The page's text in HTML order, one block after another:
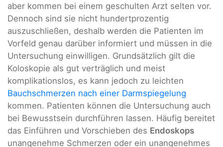
aber kommen bei einem geschulten Arzt selten vor.
Dennoch sind sie nicht hundertprozentig
auszuschließen, deshalb werden die Patienten im
Vorfeld genau darüber informiert und müssen in die
Untersuchung einwilligen. Grundsätzlich gilt die
Koloskopie als gut verträglich und meist
komplikationslos, es kann jedoch zu leichten
Bauchschmerzen nach einer Darmspiegelung
kommen. Patienten können die Untersuchung auch
bei Bewusstsein durchführen lassen. Häufig bereitet
das Einführen und Vorschieben des Endoskops
unangenehme Schmerzen oder ein unangenehmes